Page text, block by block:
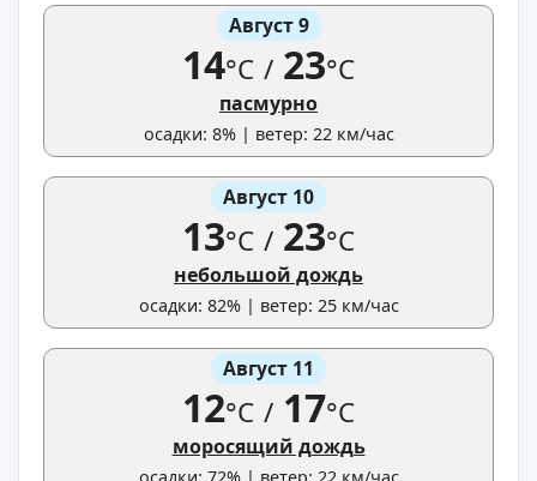
Август 9
14°C / 23°C
пасмурно
осадки: 8% | ветер: 22 км/час
Август 10
13°C / 23°C
небольшой дождь
осадки: 82% | ветер: 25 км/час
Август 11
12°C / 17°C
моросящий дождь